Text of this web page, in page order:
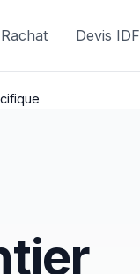
Rachat Devis IDF